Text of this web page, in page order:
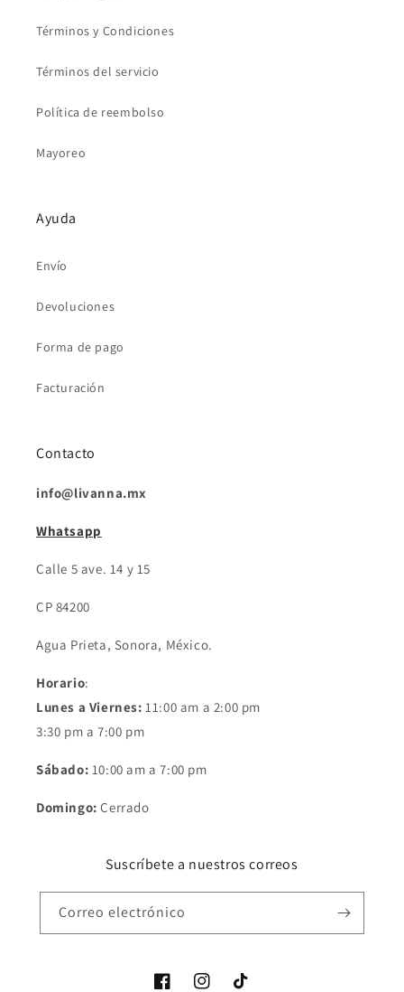
Términos y Condiciones
Términos del servicio
Política de reembolso
Mayoreo
Ayuda
Envío
Devoluciones
Forma de pago
Facturación
Contacto
info@livanna.mx
Whatsapp
Calle 5 ave. 14 y 15
CP 84200
Agua Prieta, Sonora, México.
Horario:
Lunes a Viernes: 11:00 am a 2:00 pm
3:30 pm a 7:00 pm
Sábado: 10:00 am a 7:00 pm
Domingo: Cerrado
Suscríbete a nuestros correos
Correo electrónico